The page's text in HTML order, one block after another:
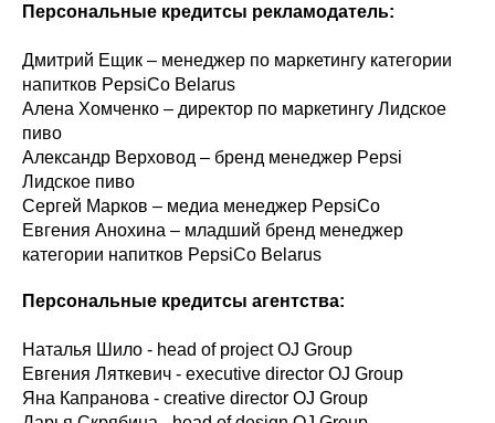
Персональные кредитсы рекламодатель:
Дмитрий Ещик – менеджер по маркетингу категории
напитков PepsiCo Belarus
Алена Хомченко – директор по маркетингу Лидское
пиво
Александр Верховод – бренд менеджер Pepsi
Лидское пиво
Сергей Марков – медиа менеджер PepsiCo
Евгения Анохина – младший бренд менеджер
категории напитков PepsiCo Belarus
Персональные кредитсы агентства:
Наталья Шило - head of project OJ Group
Евгения Ляткевич - executive director OJ Group
Яна Капранова - creative director OJ Group